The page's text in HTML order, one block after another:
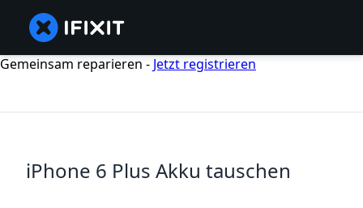
Gemeinsam reparieren - Jetzt registrieren
iPhone 6 Plus Akku tauschen